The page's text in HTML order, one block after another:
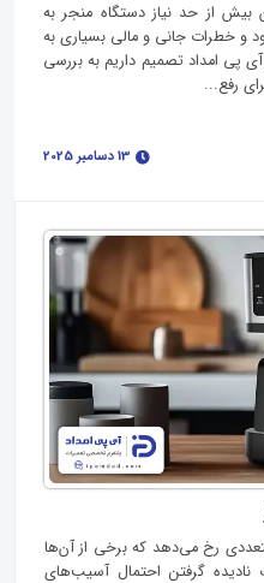
بیش از حد نیاز دستگاه منجر به
و خطرات جانی و مالی بسیاری به
آی‌ پی امداد تصمیم داریم به بررسی
رفع...
رخ می‌دهد که برخی از آن‌ها
گرفتن احتمال آسیب‌های